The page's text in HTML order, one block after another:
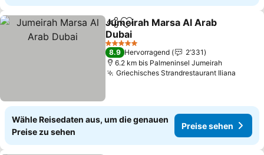
TeilenZu Favoriten hinzufügen
Jumeirah Marsa Al Arab
Dubai
5 Sterne
8.9 Hervorragend
2’331
6.2 km bis Palmeninsel Jumeirah
Griechisches Strandrestaurant Iliana
Wähle Reisedaten aus, um die genauen
Preise zu sehen
Preise sehen